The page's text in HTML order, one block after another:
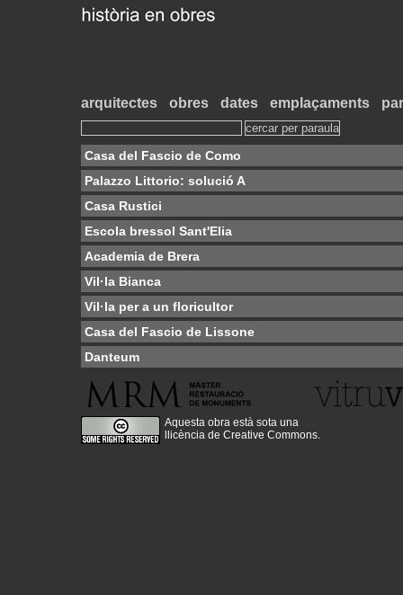
arquitectes obres dates emplaçaments
Casa del Fascio de Como
Palazzo Littorio: solució A
Casa Rustici
Escola bressol Sant'Elia
Academia de Brera
Vil·la Bianca
Vil·la per a un floricultor
Casa del Fascio de Lissone
Danteum
Aquesta obra està sota una
llicència de Creative Commons.